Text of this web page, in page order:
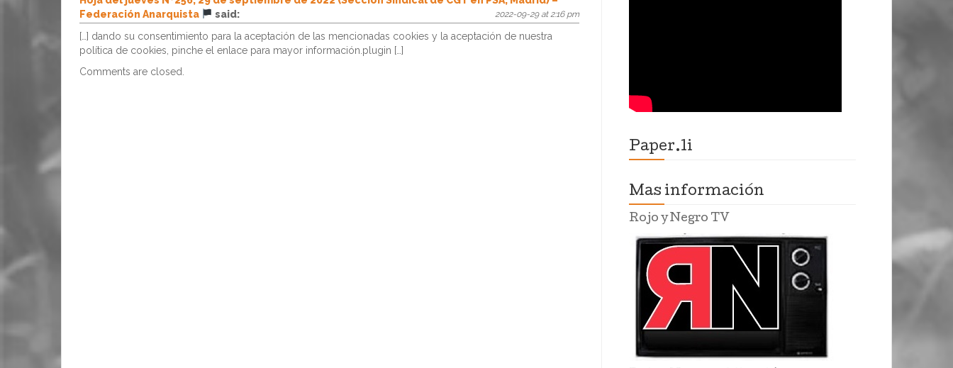
Federación Anarquista
said: 2022-09-29 at 2:16 pm
[…] dando su consentimiento para la aceptación de las mencionadas cookies y la aceptación de nuestra
política de cookies, pinche el enlace para mayor información.plugin […]
Comments are closed.
Paper.li
Mas información
Rojo y Negro TV